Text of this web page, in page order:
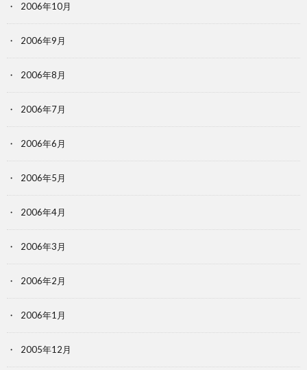
2006年10月
2006年9月
2006年8月
2006年7月
2006年6月
2006年5月
2006年4月
2006年3月
2006年2月
2006年1月
2005年12月